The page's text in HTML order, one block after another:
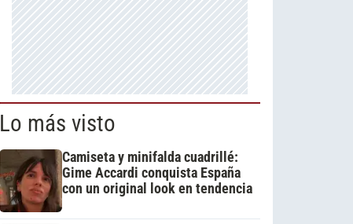
Lo más visto
Camiseta y minifalda cuadrillé:
Gime Accardi conquista España
con un original look en tendencia